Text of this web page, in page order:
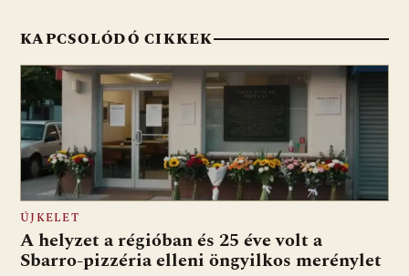
KAPCSOLÓDÓ CIKKEK
ÚJKELET
A helyzet a régióban és 25 éve volt a
Sbarro-pizzéria elleni öngyilkos merénylet